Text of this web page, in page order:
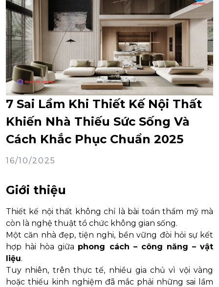
7 Sai Lầm Khi Thiết Kế Nội Thất
Khiến Nhà Thiếu Sức Sống Và
Cách Khắc Phục Chuẩn 2025
16/10/2025
Giới thiệu
Thiết kế nội thất không chỉ là bài toán thẩm mỹ mà
còn là nghệ thuật tổ chức không gian sống.
Một căn nhà đẹp, tiện nghi, bền vững đòi hỏi sự kết
hợp hài hòa giữa phong cách – công năng – vật
liệu.
Tuy nhiên, trên thực tế, nhiều gia chủ vì vội vàng
hoặc thiếu kinh nghiệm đã mắc phải những sai lầm